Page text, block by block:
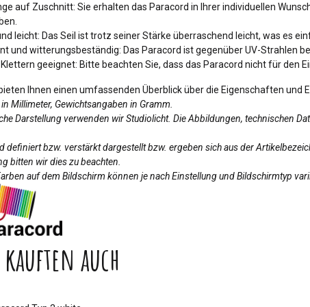
auf Zuschnitt: Sie erhalten das Paracord in Ihrer individuellen
leicht: Das Seil ist trotz seiner Stärke überraschend leicht, was es
und witterungsbeständig: Das Paracord ist gegenüber UV-Strahlen
geeignet: Bitte beachten Sie, dass das Paracord nicht für den
Ihnen einen umfassenden Überblick über die Eigenschaften
Millimeter, Gewichtsangaben in Gramm.
Darstellung verwenden wir Studiolicht. Die Abbildungen, technischen
definiert bzw. verstärkt dargestellt bzw. ergeben sich aus der
bitten wir dies zu beachten.
auf dem Bildschirm können je nach Einstellung und Bildschirmtyp
auch